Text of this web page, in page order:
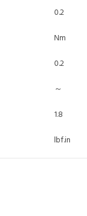
0.2
Nm
0.2
～
1.8
lbf.in